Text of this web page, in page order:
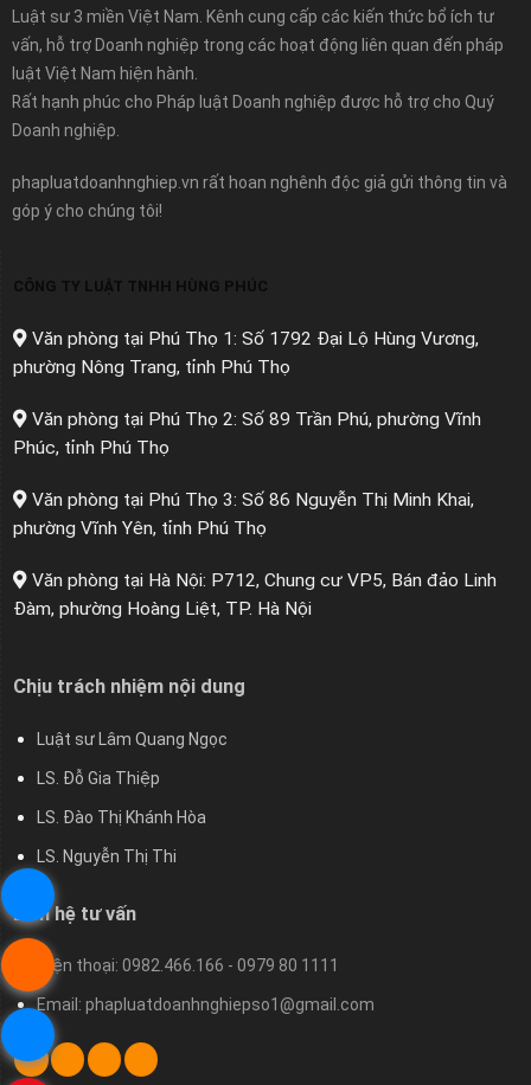
Luật sư 3 miền Việt Nam. Kênh cung cấp các kiến thức bổ ích tư
vấn, hỗ trợ Doanh nghiệp trong các hoạt động liên quan đến pháp
luật Việt Nam hiện hành.
Rất hạnh phúc cho Pháp luật Doanh nghiệp được hỗ trợ cho Quý
Doanh nghiệp.
phapluatdoanhnghiep.vn rất hoan nghênh độc giả gửi thông tin và
góp ý cho chúng tôi!
CÔNG TY LUẬT TNHH HÙNG PHÚC
Văn phòng tại Phú Thọ 1: Số 1792 Đại Lộ Hùng Vương,
phường Nông Trang, tỉnh Phú Thọ
Văn phòng tại Phú Thọ 2: Số 89 Trần Phú, phường Vĩnh
Phúc, tỉnh Phú Thọ
Văn phòng tại Phú Thọ 3: Số 86 Nguyễn Thị Minh Khai,
phường Vĩnh Yên, tỉnh Phú Thọ
Văn phòng tại Hà Nội: P712, Chung cư VP5, Bán đảo Linh
Đàm, phường Hoàng Liệt, TP. Hà Nội
Chịu trách nhiệm nội dung
Luật sư Lâm Quang Ngọc
LS. Đỗ Gia Thiệp
LS. Đào Thị Khánh Hòa
LS. Nguyễn Thị Thi
Liên hệ tư vấn
Điện thoại: 0982.466.166 - 0979 80 1111
Email: phapluatdoanhnghiepso1@gmail.com